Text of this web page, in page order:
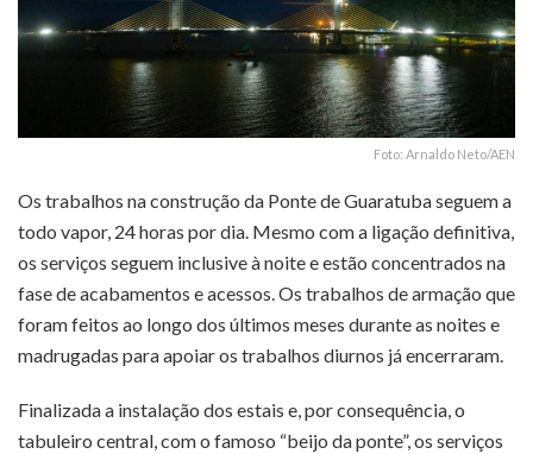
Foto: Arnaldo Neto/AEN
Os trabalhos na construção da Ponte de Guaratuba seguem a
todo vapor, 24 horas por dia. Mesmo com a ligação definitiva,
os serviços seguem inclusive à noite e estão concentrados na
fase de acabamentos e acessos. Os trabalhos de armação que
foram feitos ao longo dos últimos meses durante as noites e
madrugadas para apoiar os trabalhos diurnos já encerraram.
Finalizada a instalação dos estais e, por consequência, o
tabuleiro central, com o famoso “beijo da ponte”, os serviços